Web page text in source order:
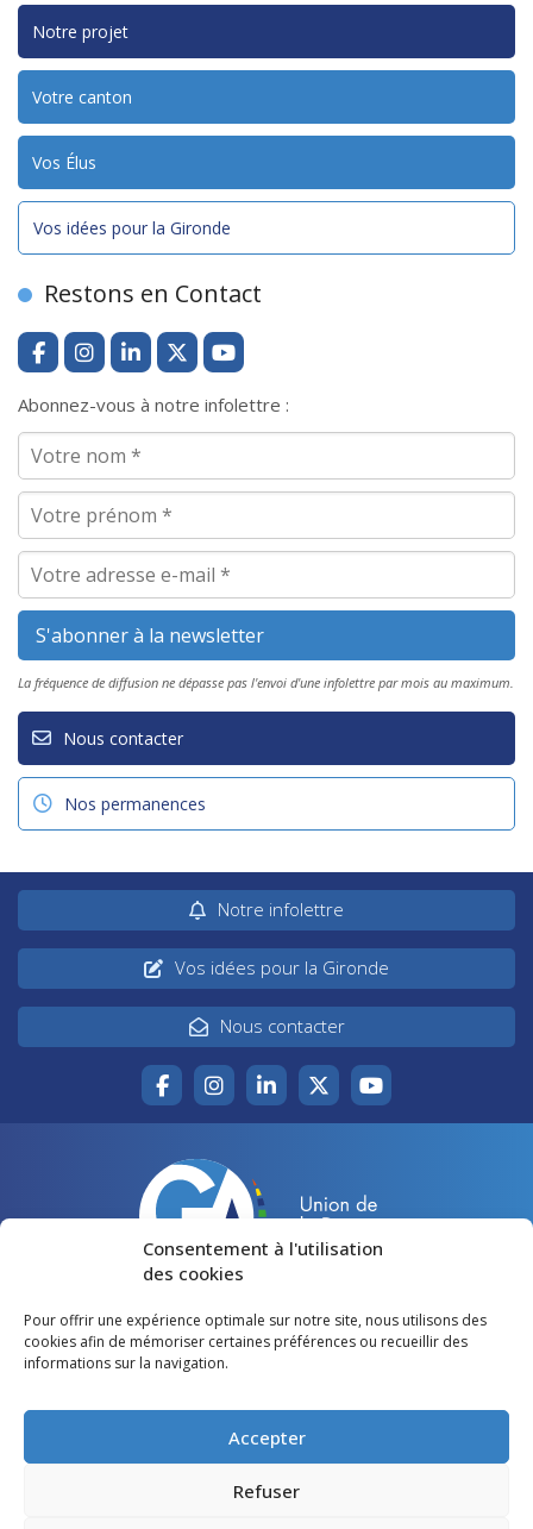
Consentement à l'utilisation
des cookies
Pour offrir une expérience optimale sur notre site, nous utilisons des
cookies afin de mémoriser certaines préférences ou recueillir des
informations sur la navigation.
Accepter
Refuser
Notre projet
Votre canton
Vos Élus
Vos idées pour la Gironde
Restons en Contact
Abonnez-vous à notre infolettre :
La fréquence de diffusion ne dépasse pas l'envoi d'une infolettre par mois au maximum.
Nous contacter
Nos permanences
Notre infolettre
Vos idées pour la Gironde
Nous contacter
Accueil
Votre canton
Lire et voir
Agir pour la Gironde
Restons en contact